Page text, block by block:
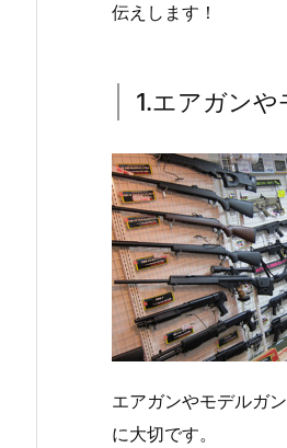
伝えします！
1.エアガン
エアガンやモデルガ
に大切です。